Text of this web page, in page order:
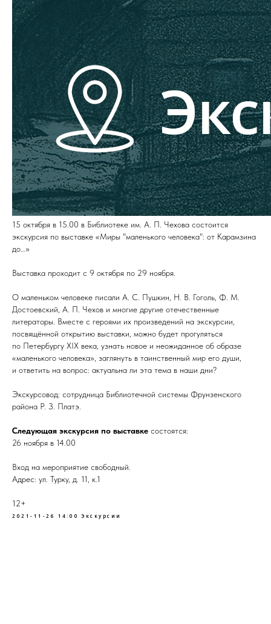
15 октября в 15.00 в Библиотеке им. А. П. Чехова состоится
экскурсия по выставке «Миры "маленького человека": от Карамзина
до…»
Выставка проходит с 9 октября по 29 ноября.
О маленьком человеке писали А. С. Пушкин, Н. В. Гоголь, Ф. М.
Достоевский, А. П. Чехов и многие другие отечественные
литераторы. Вместе с героями их произведений на экскурсии,
посвящённой открытию выставки, можно будет прогуляться
по Петербургу ХIХ века, узнать новое и неожиданное об образе
«маленького человека», заглянуть в таинственный мир его души,
и ответить на вопрос: актуальна ли эта тема в наши дни?
Экскурсовод: сотрудница Библиотечной системы Фрунзенского
района Р. З. Платэ.
Следующая экскурсия по выставке состоятся:
26 ноября в 14.00
Вход на мероприятие свободный.
Адрес: ул. Турку, д. 11, к.1
12+
2021-11-26 14:00 Экскурсии